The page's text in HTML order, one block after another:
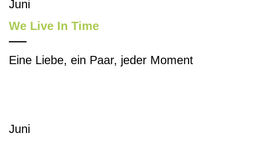
Juni
We Live In Time
Eine Liebe, ein Paar, jeder Moment
Juni